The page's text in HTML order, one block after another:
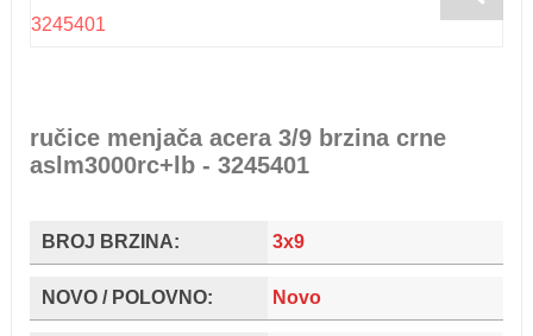
ručice menjača acera 3/9 brzina crne
aslm3000rc+lb - 3245401
BROJ BRZINA: 3x9
NOVO / POLOVNO: Novo